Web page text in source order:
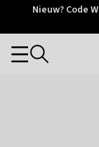
OtriumNieuw? Code
Categories